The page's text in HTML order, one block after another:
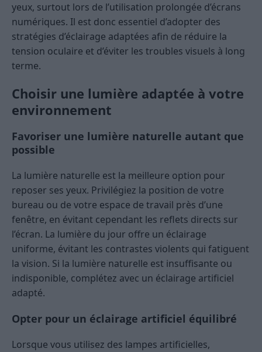
yeux, surtout lors de l’utilisation prolongée d’écrans
numériques. Il est donc essentiel d’adopter des
stratégies d’éclairage adaptées afin de réduire la
tension oculaire et d’éviter les troubles visuels à long
terme.
Choisir une lumière adaptée à votre
environnement
Favoriser une lumière naturelle autant que
possible
La lumière naturelle est la meilleure option pour
reposer ses yeux. Privilégiez la position de votre
bureau ou de votre espace de travail près d’une
fenêtre, en évitant cependant les reflets directs sur
l’écran. La lumière du jour offre un éclairage
uniforme, évitant les contrastes violents qui fatiguent
la vision. Si la lumière naturelle est insuffisante ou
indisponible, complétez avec un éclairage artificiel
adapté.
Opter pour un éclairage artificiel équilibré
Lorsque vous utilisez des lampes artificielles,